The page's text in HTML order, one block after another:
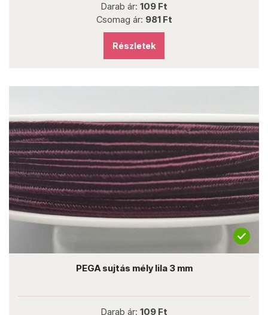
Darab ár: 109 Ft
Csomag ár: 981 Ft
Részletek
PEGA sujtás mély lila 3 mm
Darab ár: 109 Ft